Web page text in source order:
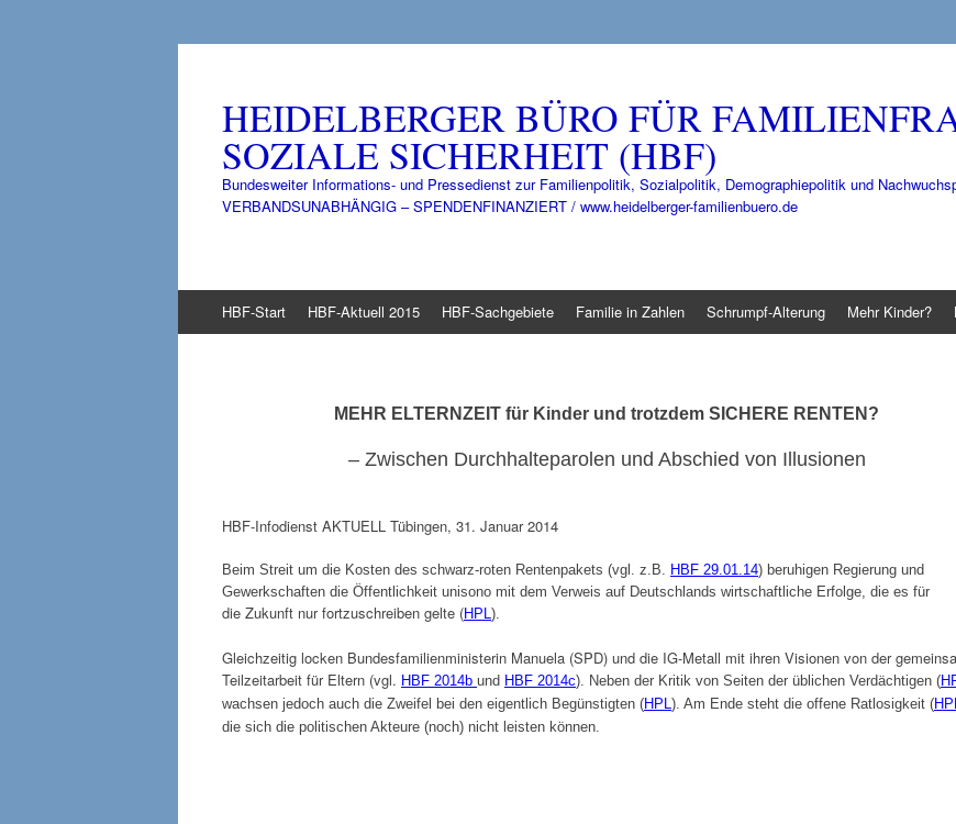
HEIDELBERGER BÜRO FÜR
SOZIALE SICHERHEIT (HBF)
Bundesweiter Informations- und Pressedienst zur Familienpolitik, Sozialpolitik, Demographiepolitik und
VERBANDSUNABHÄNGIG – SPENDENFINANZIERT / www.heidelberger-familienbuero.de
Inhalt
HBF-Start HBF-Aktuell 2015 HBF-Sachgebiete Familie in Zahlen Schrumpf-Alterung Mehr Kinder?
MEHR ELTERNZEIT für Kinder und trotzdem SICHERE RENTEN ?
– Zwischen Durchhalteparolen und Abschied von Illusionen
HBF-Infodienst AKTUELL Tübingen, 31. Januar 2014
Beim Streit um die Kosten des schwarz-roten Rentenpakets (vgl. z.B. HBF 29.01.14) beruhigen Regierung und
Gewerkschaften die Öffentlichkeit unisono mit dem Verweis auf Deutschlands wirtschaftliche Erfolge, die es für
die Zukunft nur fortzuschreiben gelte (HPL).
Gleichzeitig locken Bundesfamilienministerin Manuela (SPD) und die IG-Metall mit ihren Visionen von der
Teilzeitarbeit für Eltern (vgl. HBF 2014b und HBF 2014c). Neben der Kritik von Seiten der üblichen Verdächtigen (
wachsen jedoch auch die Zweifel bei den eigentlich Begünstigten (HPL ). Am Ende steht die offene Ratlosigkeit (HPL
die sich die politischen Akteure (noch) nicht leisten können.